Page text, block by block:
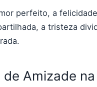
perfeito, a
a tristeza
Amizade na